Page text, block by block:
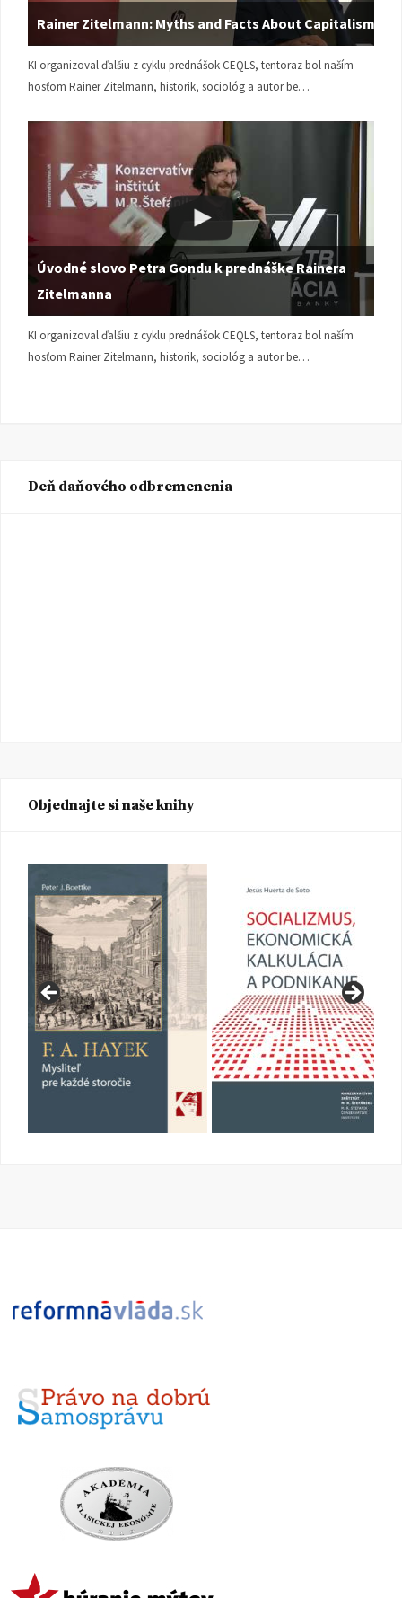
Rainer Zitelmann: Myths and Facts About Capitalism
KI organizoval ďalšiu z cyklu prednášok CEQLS, tentoraz bol naším
hosťom Rainer Zitelmann, historik, sociológ a autor be…
Úvodné slovo Petra Gondu k prednáške Rainera
Zitelmanna
KI organizoval ďalšiu z cyklu prednášok CEQLS, tentoraz bol naším
hosťom Rainer Zitelmann, historik, sociológ a autor be…
Deň daňového odbremenenia
Objednajte si naše knihy